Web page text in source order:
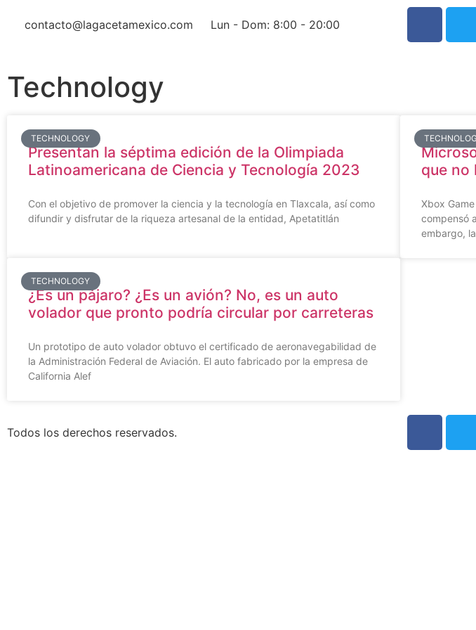
contacto@lagacetamexico.com Lun - Dom: 8:00 - 20:00
Technology
TECHNOLOGY
Presentan la séptima edición de la Olimpiada
Latinoamericana de Ciencia y Tecnología 2023
Con el objetivo de promover la ciencia y la tecnología en Tlaxcala, así como
difundir y disfrutar de la riqueza artesanal de la entidad, Apetatitlán
que no
Xbox
compensó
embargo,
TECHNOLOGY
¿Es un pájaro? ¿Es un avión? No, es un auto
volador que pronto podría circular por carreteras
Un prototipo de auto volador obtuvo el certificado de aeronavegabilidad de
la Administración Federal de Aviación. El auto fabricado por la empresa de
California Alef
Todos los derechos reservados.